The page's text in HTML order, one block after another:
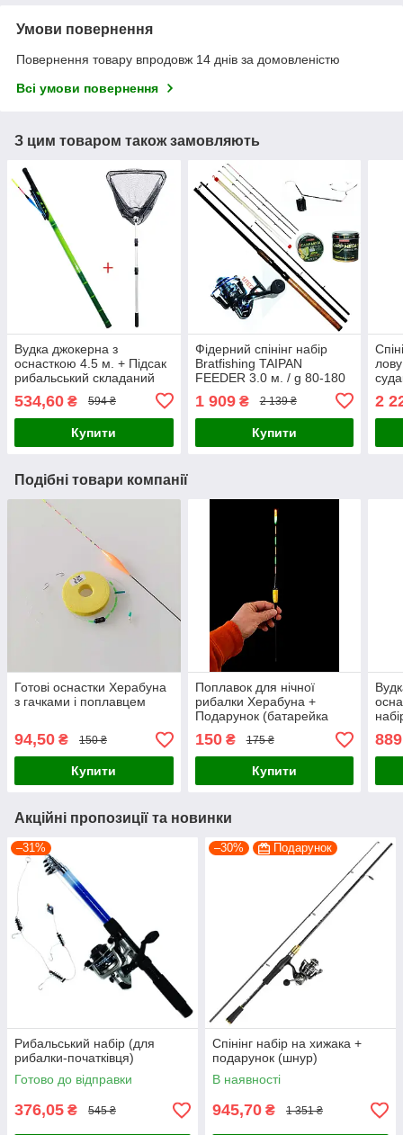
Умови повернення
Повернення товару впродовж 14 днів за домовленістю
Всі умови повернення
З цим товаром також замовляють
Вудка джокерна з
оснасткою 4.5 м. + Підсак
рибальський складаний
534,60 ₴ 594 ₴
Купити
Фідерний спінінг набір
Bratfishing TAIPAN
FEEDER 3.0 м. / g 80-180
1 909₴ 2 139 ₴
Купити
2
Подібні товари компанії
Готові оснастки Херабуна
з гачками і поплавцем
94,50 ₴ 150 ₴
Купити
Поплавок для нічної
рибалки Херабуна +
Подарунок (батарейка
CR425)
150₴ 175 ₴
Купити
889
Акційні пропозиції та новинки
–31%
Рибальський набір (для
рибалки-початківця)
Готово до відправки
376,05 ₴ 545 ₴
–30% Подарунок
Спінінг набір на хижака +
подарунок (шнур)
В наявності
945,70 ₴ 1 351 ₴